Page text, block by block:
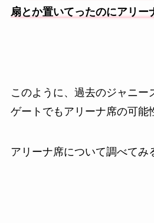
扇とか置いてったのにアリー
このように、過去のジャニー
ゲートでもアリーナ席の可能
アリーナ席について調べてみ